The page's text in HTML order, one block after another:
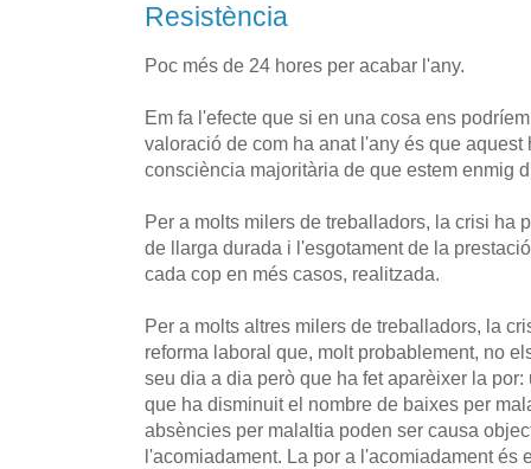
Resistència
Poc més de 24 hores per acabar l'any.
Em fa l'efecte que si en una cosa ens
valoració de com ha anat l'any és que aquest
consciència majoritària de que estem enmig
Per a molts milers de treballadors, la crisi ha
de llarga durada i l'esgotament de la
cada cop en més casos, realitzada.
Per a molts altres milers de treballadors, la
reforma laboral que, molt probablement, no
seu dia a dia però que ha fet aparèixer la
que ha disminuit el nombre de baixes per
absències per malaltia poden ser causa
l'acomiadament. La por a l'acomiadament és